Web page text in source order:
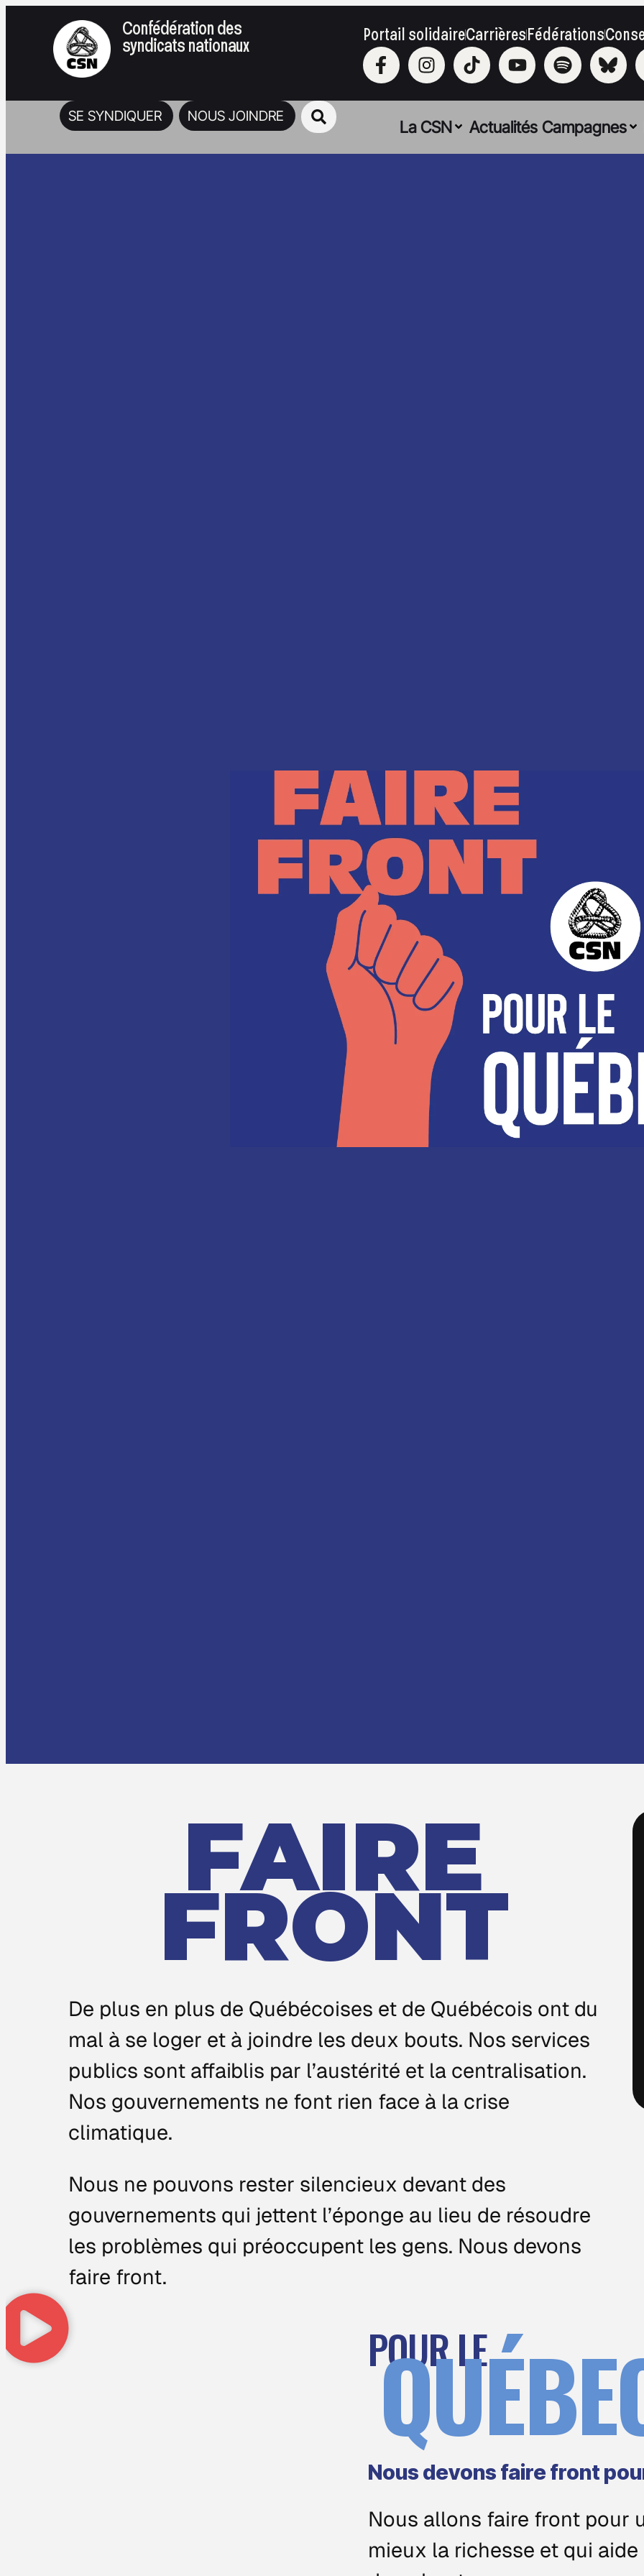
Confédération des
syndicats nationaux Portail solidaireCarrièresFédérations
SE SYNDIQUER NOUS JOINDRE
La CSN Actualités Campagnes
FAIRE
FRONT
De plus en plus de Québécoises et de Québécois ont du
mal à se loger et à joindre les deux bouts. Nos services
publics sont affaiblis par l’austérité et la centralisation.
Nos gouvernements ne font rien face à la crise
climatique.
Nous ne pouvons rester silencieux devant des
gouvernements qui jettent l’éponge au lieu de résoudre
les problèmes qui préoccupent les gens. Nous devons
faire front.
POUR LE
Nous devons faire front
Nous allons faire front pour
mieux la richesse et qui